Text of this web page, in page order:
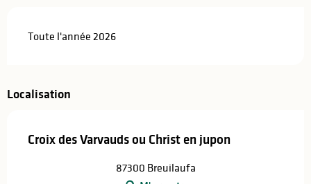
Toute l'année 2026
Localisation
Croix des Varvauds ou Christ en jupon
87300 Breuilaufa